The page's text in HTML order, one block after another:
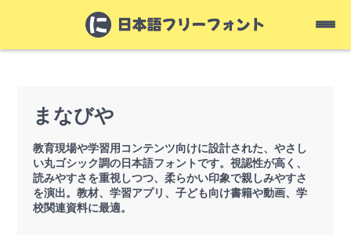
まなびや
教育現場や学習用コンテンツ向けに設計された、やさし
い丸ゴシック調の日本語フォントです。視認性が高く、
読みやすさを重視しつつ、柔らかい印象で親しみやすさ
を演出。教材、学習アプリ、子ども向け書籍や動画、学
校関連資料に最適。